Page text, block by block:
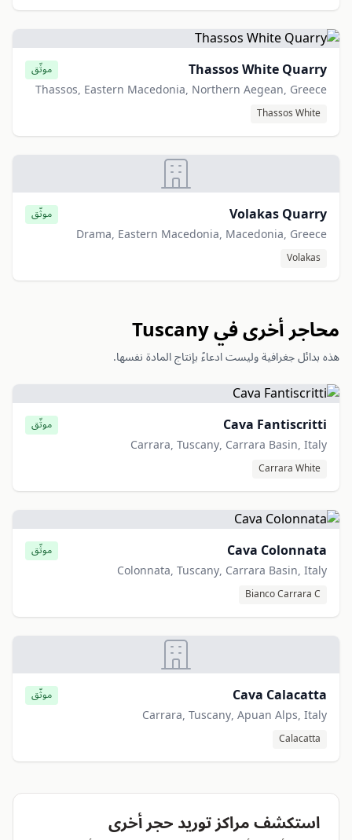
Thassos White Quarry موثّق
Thassos, Eastern Macedonia, Northern Aegean, Greece
Thassos White
Volakas Quarry موثّق
Drama, Eastern Macedonia, Macedonia, Greece
Volakas
محاجر أخرى في Tuscany
هذه بدائل جغرافية وليست ادعاءً بإنتاج المادة نفسها.
Cava Fantiscritti موثّق
Carrara, Tuscany, Carrara Basin, Italy
Carrara White
Cava Colonnata موثّق
Colonnata, Tuscany, Carrara Basin, Italy
Bianco Carrara C
Cava Calacatta موثّق
Carrara, Tuscany, Apuan Alps, Italy
Calacatta
استكشف مراكز توريد حجر أخرى